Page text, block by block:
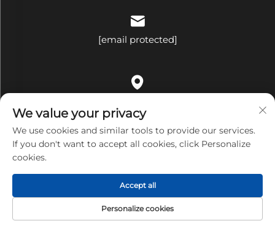
[email protected]
509号室
著作権 © 深センバンダリー・テクノロジー有限公司 すべての権利
プライバシーポリシー
We value your privacy
We use cookies and similar tools to provide our services.
If you don't want to accept all cookies, click Personalize
cookies.
Personalize cookies
Accept all